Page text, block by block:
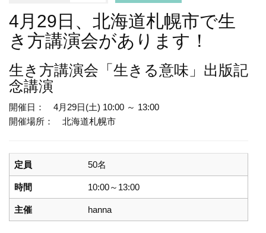
4月29日、北海道札幌市で生
き方講演会があります！
生き方講演会 「生きる意味」出版記
念講演
開催日： 4月29日(土) 10:00 ～ 13:00
開催場所： 北海道札幌市
定員 50名
時間 10:00～13:00
主催 hanna